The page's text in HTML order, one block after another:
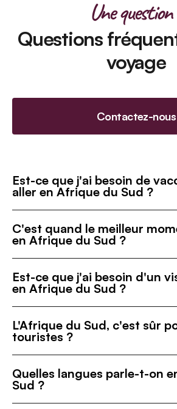
Une question
Questions
voyage
Contactez-nous
Est-ce que j'ai besoin de
aller en Afrique du Sud ?
C'est quand le meilleur
en Afrique du Sud ?
Est-ce que j'ai besoin d'un
en Afrique du Sud ?
L'Afrique du Sud, c'est sûr
touristes ?
Quelles langues parle-t-on
Sud ?